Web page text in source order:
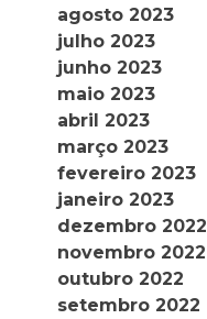
agosto 2023
julho 2023
junho 2023
maio 2023
abril 2023
março 2023
fevereiro 2023
janeiro 2023
dezembro 2022
novembro 2022
outubro 2022
setembro 2022